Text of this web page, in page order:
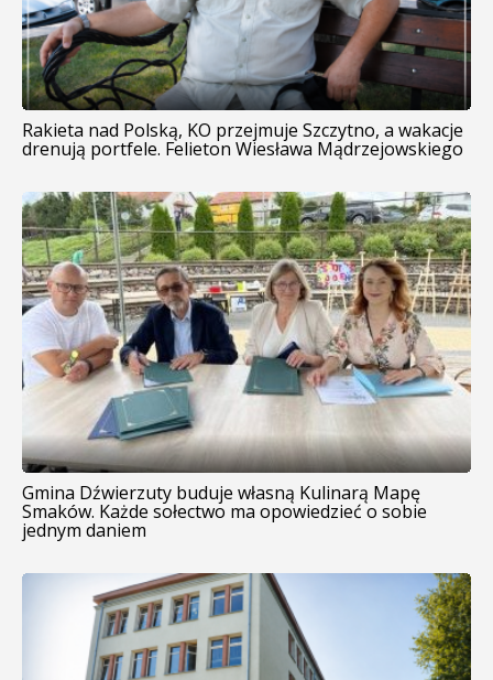
Rakieta nad Polską, KO przejmuje Szczytno, a wakacje
drenują portfele. Felieton Wiesława Mądrzejowskiego
Gmina Dźwierzuty buduje własną Kulinarą Mapę
Smaków. Każde sołectwo ma opowiedzieć o sobie
jednym daniem